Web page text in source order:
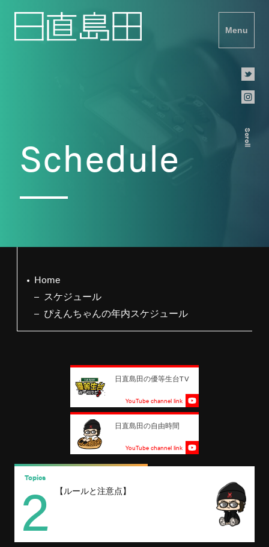
Menu
Scroll
Schedule
Home
スケジュール
ぴえんちゃんの年内スケジュール
日直島田の優等生台TV
YouTube channel link
日直島田の自由時間
YouTube channel link
【ルールと注意点】
Topics
2